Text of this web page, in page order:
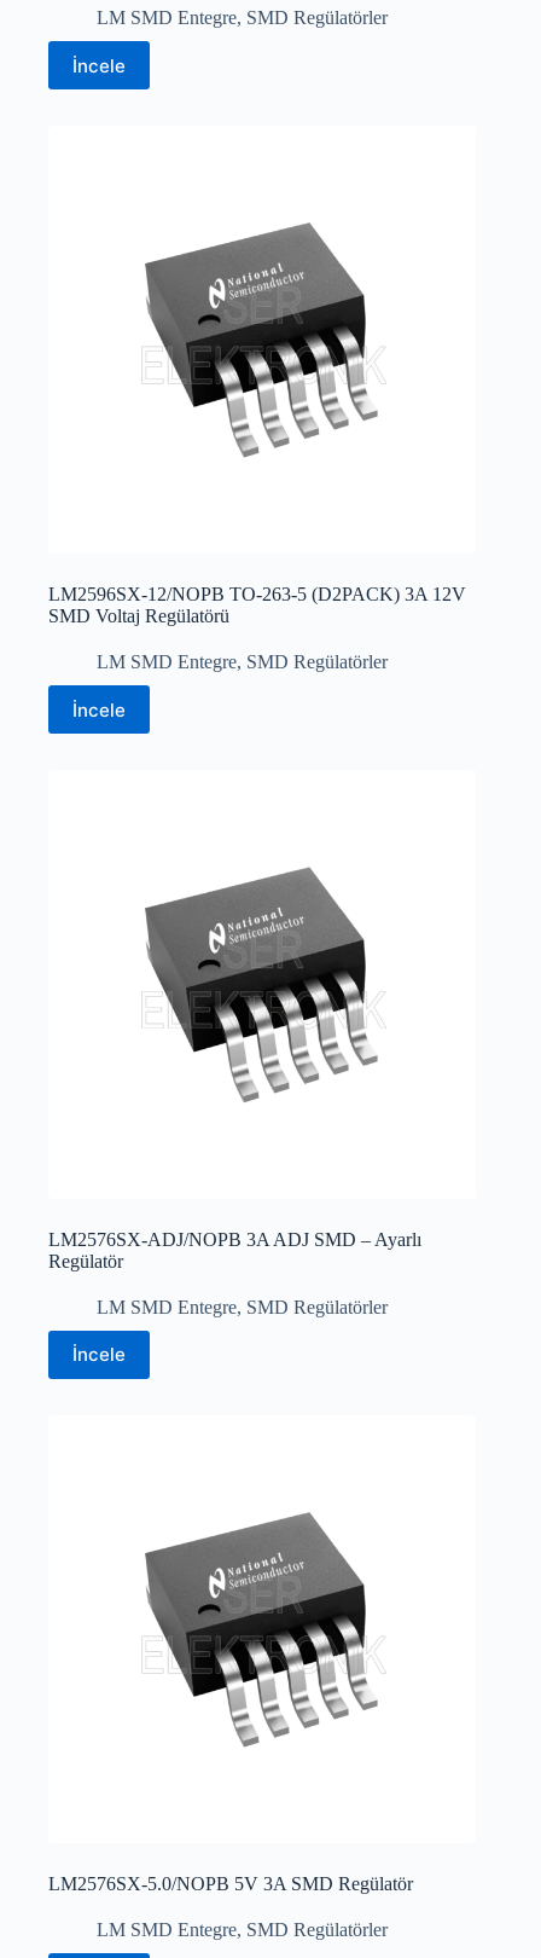
LM SMD Entegre, SMD Regülatörler
İncele
LM2596SX-12/NOPB TO-263-5 (D2PACK) 3A 12V
SMD Voltaj Regülatörü
LM SMD Entegre, SMD Regülatörler
İncele
LM2576SX-ADJ/NOPB 3A ADJ SMD – Ayarlı
Regülatör
LM SMD Entegre, SMD Regülatörler
İncele
LM2576SX-5.0/NOPB 5V 3A SMD Regülatör
LM SMD Entegre, SMD Regülatörler